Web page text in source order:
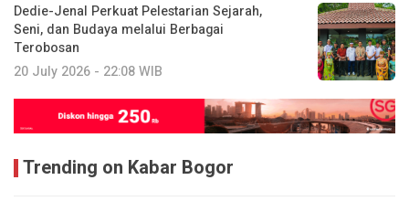
Dedie-Jenal Perkuat Pelestarian Sejarah,
Seni, dan Budaya melalui Berbagai
Terobosan
20 July 2026 - 22:08 WIB
Trending on Kabar Bogor